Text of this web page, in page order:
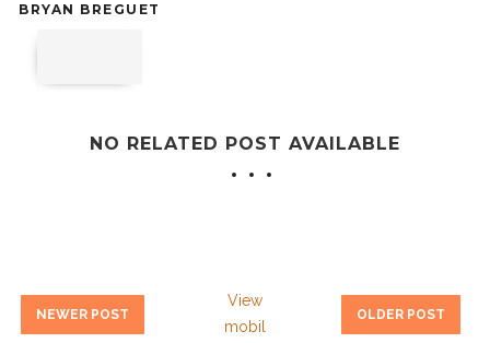
BRYAN BREGUET
NO RELATED POST AVAILABLE
NEWER POST OLDER POST
View
mobil